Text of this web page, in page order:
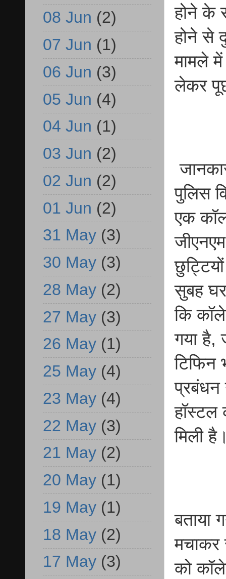
होने के
होने से
मामले
लेकर
पुलिस
एक
जीएनएम
सुबह
कि
गया है,
टिफिन
प्रबंधन
हॉस्टल
मिली
बताया
मचाकर
को
08 Jun (2)
07 Jun (1)
06 Jun (3)
05 Jun (4)
04 Jun (1)
03 Jun (2)
02 Jun (2)
01 Jun (2)
31 May (3)
30 May (3)
28 May (2)
27 May (3)
26 May (1)
25 May (4)
23 May (4)
22 May (3)
21 May (2)
20 May (1)
19 May (1)
18 May (2)
17 May (3)